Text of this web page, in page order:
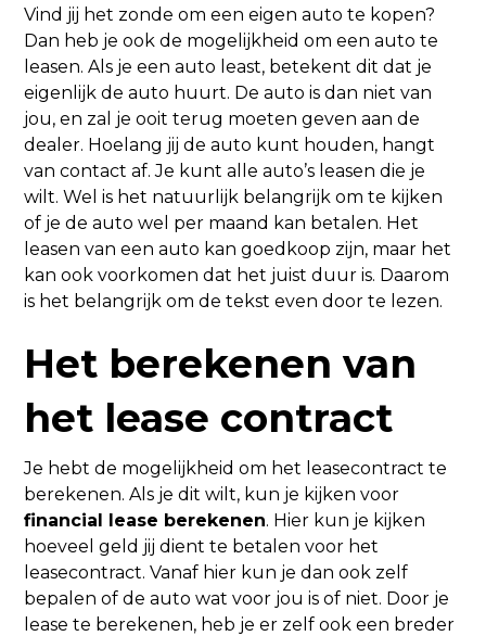
Vind jij het zonde om een eigen auto te kopen?
Dan heb je ook de mogelijkheid om een auto te
leasen. Als je een auto least, betekent dit dat je
eigenlijk de auto huurt. De auto is dan niet van
jou, en zal je ooit terug moeten geven aan de
dealer. Hoelang jij de auto kunt houden, hangt
van contact af. Je kunt alle auto’s leasen die je
wilt. Wel is het natuurlijk belangrijk om te kijken
of je de auto wel per maand kan betalen. Het
leasen van een auto kan goedkoop zijn, maar het
kan ook voorkomen dat het juist duur is. Daarom
is het belangrijk om de tekst even door te lezen.
Het berekenen van
het lease contract
Je hebt de mogelijkheid om het leasecontract te
berekenen. Als je dit wilt, kun je kijken voor
financial lease berekenen. Hier kun je kijken
hoeveel geld jij dient te betalen voor het
leasecontract. Vanaf hier kun je dan ook zelf
bepalen of de auto wat voor jou is of niet. Door je
lease te berekenen, heb je er zelf ook een breder